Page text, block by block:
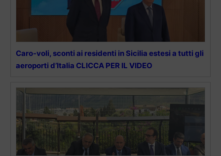
Caro-voli, sconti ai residenti in Sicilia estesi a tutti gli
aeroporti d’Italia CLICCA PER IL VIDEO